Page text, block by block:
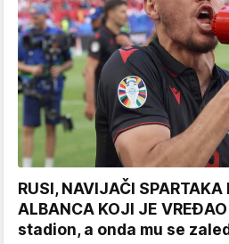
RUSI, NAVIJAČI SPARTAKA
ALBANCA KOJI JE
stadion, a onda mu se